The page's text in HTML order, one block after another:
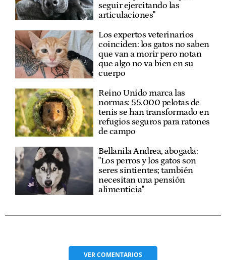
seguir ejercitando las
articulaciones"
Los expertos veterinarios
coinciden: los gatos no saben
que van a morir pero notan
que algo no va bien en su
cuerpo
Reino Unido marca las
normas: 55.000 pelotas de
tenis se han transformado en
refugios seguros para ratones
de campo
Bellanila Andrea, abogada:
"Los perros y los gatos son
seres sintientes; también
necesitan una pensión
alimenticia"
VERCOMENTARIOS